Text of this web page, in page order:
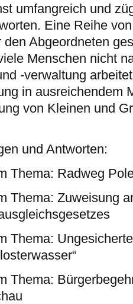
umfangreich und
Eine Reihe
Abgeordneten
Menschen nicht
-verwaltung
in ausreichendem
von Kleinen und
und Antworten:
Thema: Radweg
Thema: Zuweisung
Thema:
Thema: